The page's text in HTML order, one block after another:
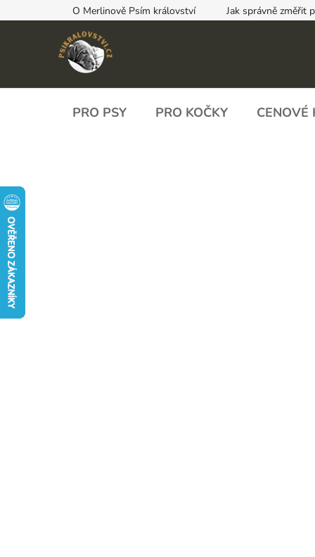
na
O Merlinově Psím království Jak správně změřit
PRO PSY PRO KOČKY CENOVÉ